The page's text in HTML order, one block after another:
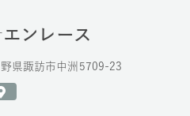
エンレース
県諏訪市中洲5709-23